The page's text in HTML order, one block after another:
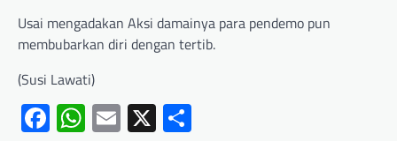
Usai mengadakan Aksi damainya para pendemo pun
membubarkan diri dengan tertib.
(Susi Lawati)
Facebook
WhatsApp
Email
X